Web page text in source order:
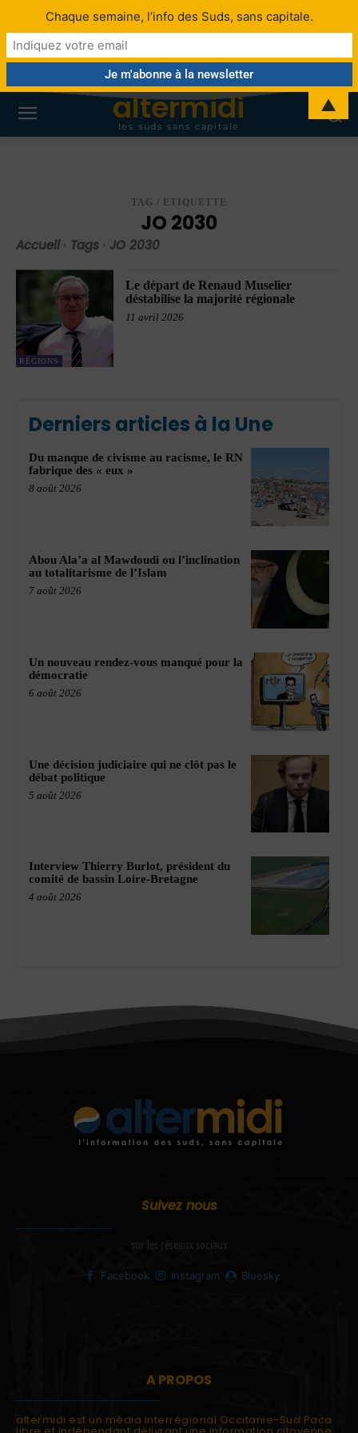
altermidi
les suds sans capitale
TAG / ETIQUETTE
JO 2030
Accueil Tags JO 2030
RÉGIONS
Le départ de Renaud Muselier
déstabilise la majorité régionale
11 avril 2026
Derniers articles à la Une
Du manque de civisme au racisme, le RN
fabrique des « eux »
8 août 2026
Abou Ala’a al Mawdoudi ou l’inclination
au totalitarisme de l’Islam
7 août 2026
Un nouveau rendez-vous manqué pour la
démocratie
6 août 2026
Une décision judiciaire qui ne clôt pas le
débat politique
5 août 2026
Interview Thierry Burlot, président du
comité de bassin Loire-Bretagne
4 août 2026
Suivez nous
sur les réseaux sociaux
Facebook Instagram Bluesky
A PROPOS
altermidi est un média interrégional Occitanie-Sud Paca
Chaque semaine, l’info des Suds, sans capitale.
▲